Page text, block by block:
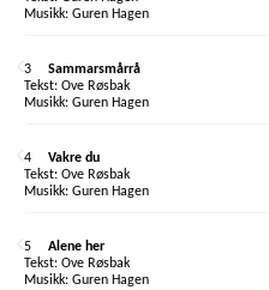
Guren Hagen
3
Sammarsmårrå
Ove Røsbak
Guren Hagen
4
Vakre du
Ove Røsbak
Guren Hagen
5
Alene her
Ove Røsbak
Guren Hagen